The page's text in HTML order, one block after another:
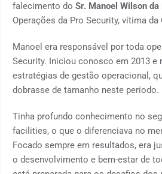
falecimento do Sr. Manoel Wilson da
Operações da Pro Security, vítima da
Manoel era responsável por toda
Security. Iniciou conosco em 2013 e
estratégias de gestão operacional,
dobrasse de tamanho neste período.
Tinha profundo conhecimento no
facilities, o que o diferenciava no
Focado sempre em resultados, era
o desenvolvimento e bem-estar de